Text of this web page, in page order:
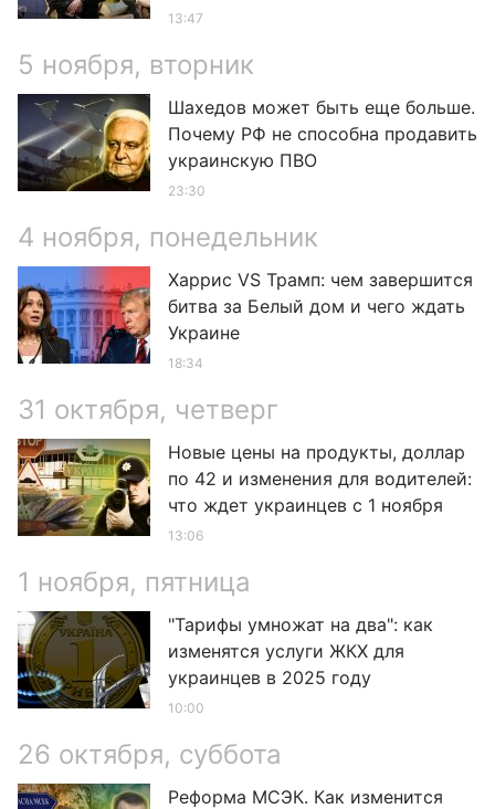
13:47
5 ноября, вторник
Шахедов может быть еще больше.
Почему РФ не способна продавить
украинскую ПВО
23:30
4 ноября, понедельник
Харрис VS Трамп: чем завершится
битва за Белый дом и чего ждать
Украине
18:34
31 октября, четверг
Новые цены на продукты, доллар
по 42 и изменения для водителей:
что ждет украинцев с 1 ноября
13:06
1 ноября, пятница
"Тарифы умножат на два": как
изменятся услуги ЖКХ для
украинцев в 2025 году
10:00
26 октября, суббота
Реформа МСЭК. Как изменится